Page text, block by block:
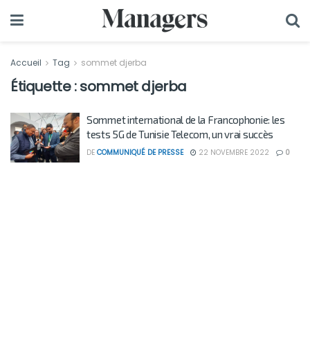
Accueil Tag sommet djerba
Étiquette :sommet djerba
Sommet international de la Francophonie: les
tests 5G de Tunisie Telecom, un vrai succès
DE COMMUNIQUÉ DE PRESSE 22 NOVEMBRE 2022 0